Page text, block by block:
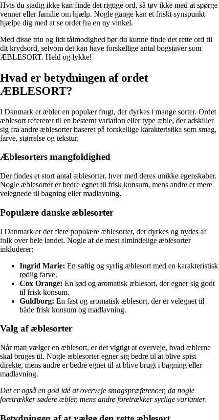
Hvis du stadig ikke kan finde det rigtige ord, så tøv ikke med at spørge
venner eller familie om hjælp. Nogle gange kan et friskt synspunkt
hjælpe dig med at se ordet fra en ny vinkel.
Med disse trin og lidt tålmodighed bør du kunne finde det rette ord til
dit krydsord, selvom det kan have forskellige antal bogstaver som
ÆBLESORT. Held og lykke!
Hvad er betydningen af ordet
ÆBLESORT?
I Danmark er æbler en populær frugt, der dyrkes i mange sorter. Ordet
æblesort refererer til en bestemt variation eller type æble, der adskiller
sig fra andre æblesorter baseret på forskellige karakteristika som smag,
farve, størrelse og tekstur.
Æblesorters mangfoldighed
Der findes et stort antal æblesorter, hver med deres unikke egenskaber.
Nogle æblesorter er bedre egnet til frisk konsum, mens andre er mere
velegnede til bagning eller madlavning.
Populære danske æblesorter
I Danmark er der flere populære æblesorter, der dyrkes og nydes af
folk over hele landet. Nogle af de mest almindelige æblesorter
inkluderer:
Ingrid Marie: En saftig og syrlig æblesort med en karakteristisk
rødlig farve.
Cox Orange: En sød og aromatisk æblesort, der egner sig godt
til frisk konsum.
Guldborg: En fast og aromatisk æblesort, der er velegnet til
både frisk konsum og madlavning.
Valg af æblesorter
Når man vælger en æblesort, er det vigtigt at overveje, hvad æblerne
skal bruges til. Nogle æblesorter egner sig bedre til at blive spist
direkte, mens andre er bedre egnet til at blive brugt i bagning eller
madlavning.
Det er også en god idé at overveje smagspræferencer, da nogle
foretrækker sødere æbler, mens andre foretrækker syrlige varianter.